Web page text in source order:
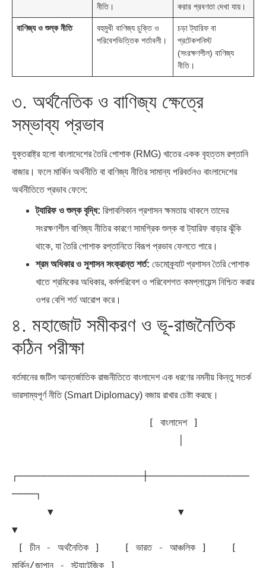
নীতি।
করার প্রবণতা দেখা যায়।
বাণিজ্য ও শুল্ক নীতি
বহুমুখী বাণিজ্য চুক্তি ও
পরিবেশভিত্তিক শর্তাবলী।
চড়া ট্যারিফ বা
প্রটেকশনিস্ট
(সংরক্ষণশীল) বাণিজ্য
নীতি।
৩. অর্থনৈতিক ও বাণিজ্য ক্ষেত্রে
সম্ভাব্য প্রভাব
যুক্তরাষ্ট্র হলো বাংলাদেশের তৈরি পোশাক (RMG) খাতের একক বৃহত্তম রপ্তানি
বাজার। ফলে মার্কিন অর্থনীতি বা বাণিজ্য নীতির সামান্য পরিবর্তনও বাংলাদেশের
অর্থনীতিতে প্রভাব ফেলে:
ট্যারিফ ও শুল্ক বৃদ্ধি: রিপাবলিকান প্রশাসন ক্ষমতায় থাকলে তাদের
সংরক্ষণশীল বাণিজ্য নীতির কারণে সামগ্রিক শুল্ক বা ট্যারিফ বাড়ার ঝুঁকি
থাকে, যা তৈরি পোশাক রপ্তানিতে বিরূপ প্রভাব ফেলতে পারে।
শ্রম অধিকার ও সুশাসন সংক্রান্ত শর্ত: ডেমোক্র্যাট প্রশাসন তৈরি পোশাক
খাতে শ্রমিকের অধিকার, কর্মপরিবেশ ও পরিবেশগত কমপ্লায়েন্স নিশ্চিত করার
ওপর বেশি শর্ত আরোপ করে।
৪. মহাজোট সমীকরণ ও ভূ-রাজনৈতিক
কঠিন পরীক্ষা
বর্তমানের জটিল আন্তর্জাতিক রাজনীতিতে বাংলাদেশ এক ধরণের নমনীয় কিন্তু সতর্ক
ভারসাম্যপূর্ণ নীতি (Smart Diplomacy) বজায় রাখার চেষ্টা করছে।
┌─────────────────────┼─────────────────
────┐
▼